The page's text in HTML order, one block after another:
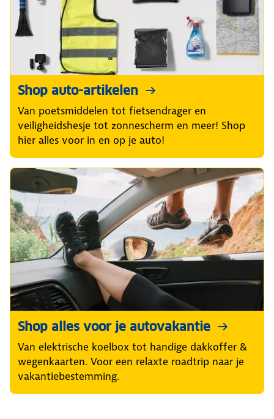
Shop auto-artikelen
Van poetsmiddelen tot fietsendrager en
veiligheidshesje tot zonnescherm en meer! Shop
hier alles voor in en op je auto!
Shop alles voor je autovakantie
Van elektrische koelbox tot handige dakkoffer &
wegenkaarten. Voor een relaxte roadtrip naar je
vakantiebestemming.